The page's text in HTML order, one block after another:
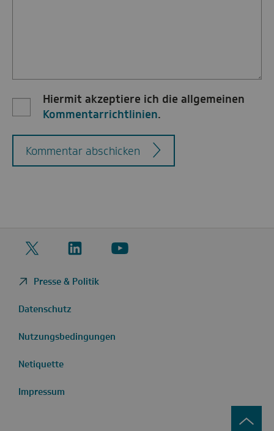
Hiermit akzeptiere ich die allgemeinen
Kommentarrichtlinien.
Kommentar abschicken
Twitter
LinkedIn
YouTube
Presse & Politik
Datenschutz
Nutzungsbedingungen
Netiquette
Impressum